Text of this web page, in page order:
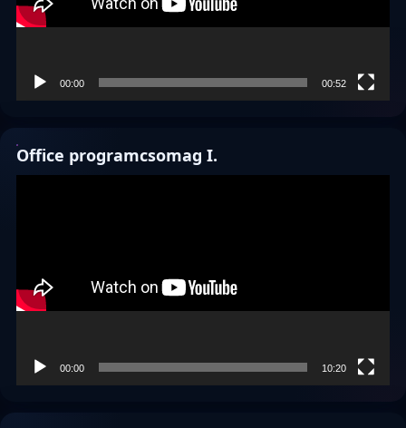
00:00 00:52
Office programcsomag I.
00:00 10:20